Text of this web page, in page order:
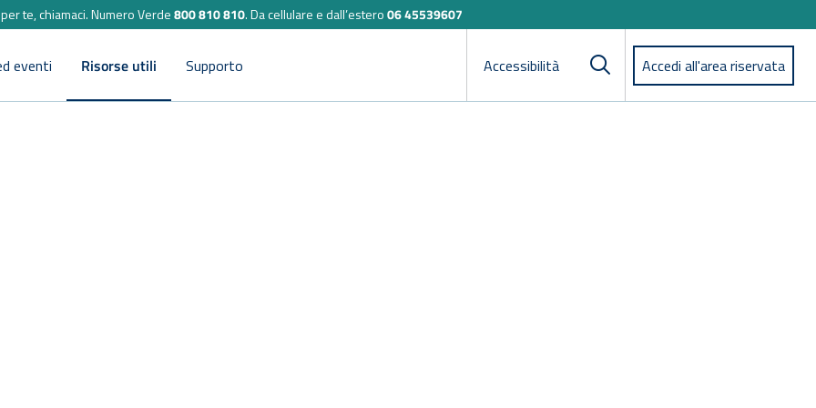
te, chiamaci.Numero Verde800 810 810.Da cellulare e dall’estero06 45539607
eventi Risorse utili Supporto Accessibilità
Cerca
Accedi all'area riservata